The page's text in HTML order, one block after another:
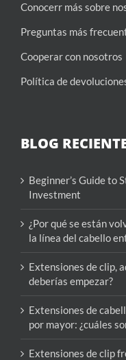
Conocerr más sobre
Preguntas más
Cooperar con nosotros
Política de
BLOG
Beginner’s Guide to
Investment
¿Por qué se están
la línea del cabello
Extensiones de clip,
deberías empezar?
Extensiones de
por mayor: ¿cuáles
Extensiones de clip